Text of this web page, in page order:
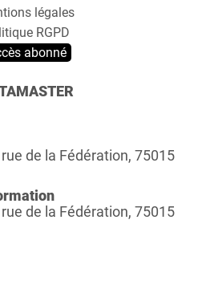
légales
RGPD
abonné
de la Fédération, 75015
de la Fédération, 75015